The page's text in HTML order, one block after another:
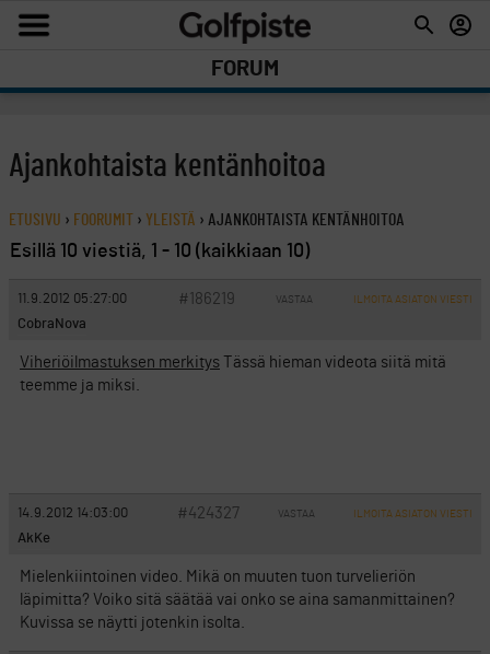
FORUM
Ajankohtaista kentänhoitoa
ETUSIVU › FOORUMIT › YLEISTÄ › AJANKOHTAISTA KENTÄNHOITOA
Esillä 10 viestiä, 1 - 10 (kaikkiaan 10)
11.9.2012 05:27:00 #186219 VASTAA ILMOITA ASIATON VIESTI
CobraNova
Viheriöilmastuksen merkitys Tässä hieman videota siitä mitä
teemme ja miksi.
14.9.2012 14:03:00 #424327 VASTAA ILMOITA ASIATON VIESTI
AkKe
Mielenkiintoinen video. Mikä on muuten tuon turvelieriön
läpimitta? Voiko sitä säätää vai onko se aina samanmittainen?
Kuvissa se näytti jotenkin isolta.